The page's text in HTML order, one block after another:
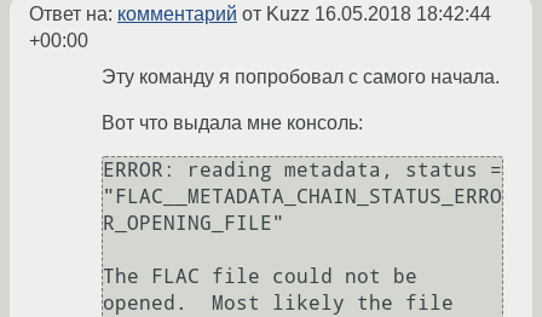
Ответ на: комментарий от Kuzz 16.05.2018 18:42:44
+00:00
Эту команду я попробовал с самого начала.
Вот что выдала мне консоль:
ERROR: reading metadata, status =
"FLAC__METADATA_CHAIN_STATUS_ERRO
R_OPENING_FILE"
The FLAC file could not be
opened.  Most likely the file